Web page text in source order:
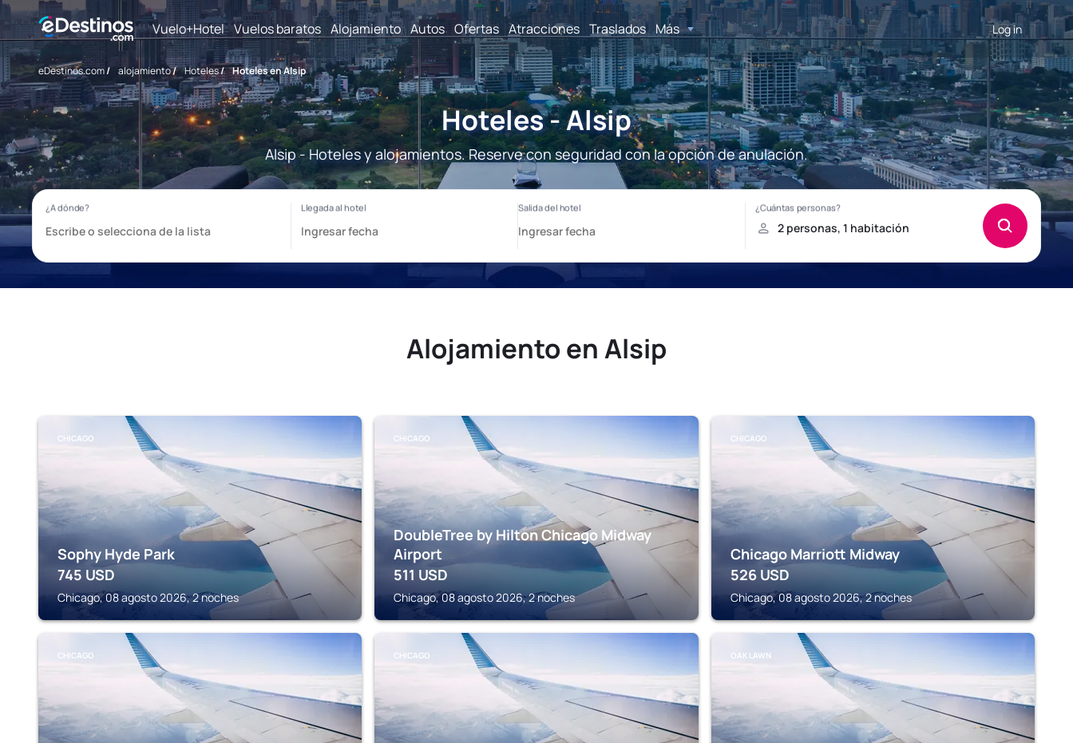
Vuelo+Hotel Vuelos baratos Alojamiento Autos Ofertas Atracciones Traslados Más Log in
eDestinos.com/ alojamiento/ Hoteles/ Hoteles en Alsip
Hoteles - Alsip
Alsip - Hoteles y alojamientos. Reserve con seguridad con la opción de anulación.
Alojamiento en Alsip
CHICAGO
Sophy Hyde Park
745 USD
Chicago, 08 agosto 2026, 2 noches
CHICAGO
DoubleTree by Hilton Chicago Midway
Airport
511 USD
Chicago, 08 agosto 2026, 2 noches
CHICAGO
Chicago Marriott Midway
526 USD
Chicago, 08 agosto 2026, 2 noches
CHICAGO CHICAGO OAK LAWN